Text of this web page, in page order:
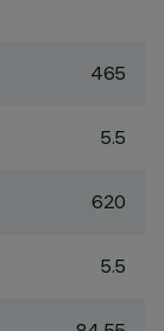
465
5.5
620
5.5